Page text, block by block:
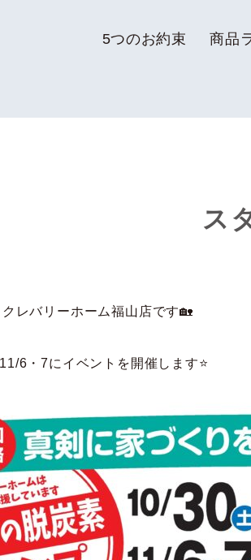
5つのお約束 商品
ス
レバリーホーム福山店です🏡
6・7にイベントを開催します⭐